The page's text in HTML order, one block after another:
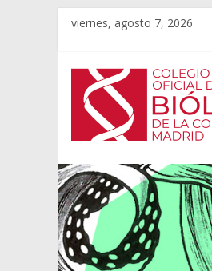
viernes, agosto 7, 2026